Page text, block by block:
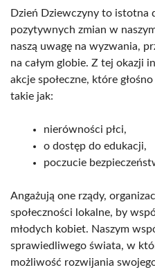
Dzień Dziewczyny to istotna
pozytywnych zmian w
naszą uwagę na wyzwania,
na całym globie. Z tej okazji
akcje społeczne, które
takie jak:
nierówności płci,
o dostęp do edukacji,
poczucie
Angażują one rządy,
społeczności lokalne, by
młodych kobiet. Naszym
sprawiedliwego świata, w
możliwość rozwijania